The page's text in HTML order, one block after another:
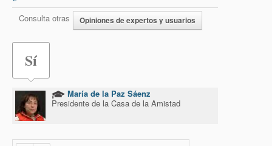
Consulta otras Opiniones de expertos y usuarios
Sí
María de la Paz Sáenz
Presidente de la Casa de la Amistad